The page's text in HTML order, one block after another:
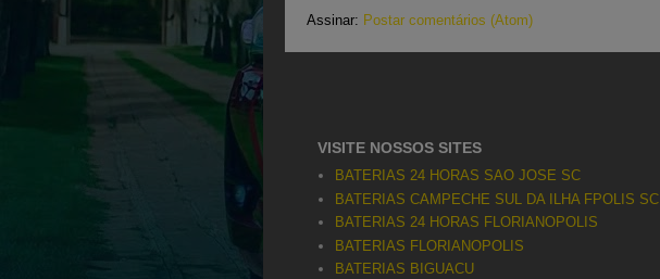
Assinar: Postar comentários (Atom)
VISITE NOSSOS SITES
BATERIAS 24 HORAS SAO JOSE SC
BATERIAS CAMPECHE SUL DA ILHA FPOLIS SC
BATERIAS 24 HORAS FLORIANOPOLIS
BATERIAS FLORIANOPOLIS
BATERIAS BIGUACU